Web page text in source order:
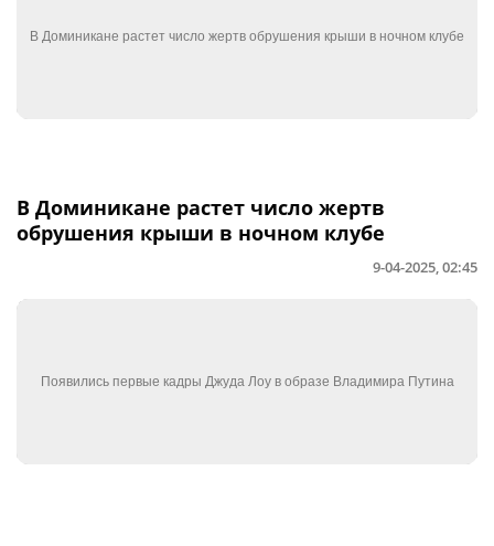
В Доминикане растет число жертв
обрушения крыши в ночном клубе
9-04-2025, 02:45